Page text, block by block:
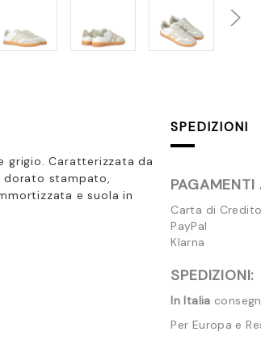
grigio. Caratterizzata da
dorato stampato,
e suola in
SPEDIZIONI
Carta di Credito
PayPal
Klarna
SPEDIZIONI:
In Italia
Per Europa e